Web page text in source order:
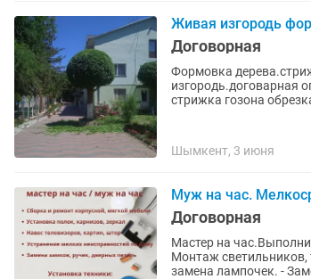
Живая изгородь
Договорная
Формовка
изгородь.договарная
стрижка гозона
Шымкент, 3 июня
Муж на час.
Договорная
Мастер на час.Выполним
Монтаж светильников,
замена лампочек. -